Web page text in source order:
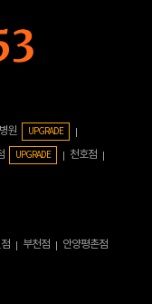
원 UPGRADE
UPGRADE
천호점
부천점 안양평촌점